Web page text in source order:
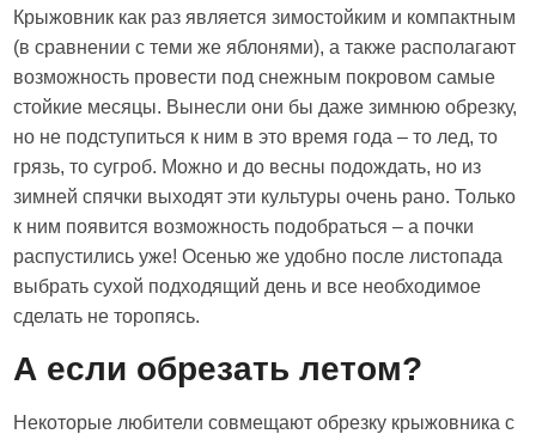
Крыжовник как раз является зимостойким и компактным
(в сравнении с теми же яблонями), а также располагают
возможность провести под снежным покровом самые
стойкие месяцы. Вынесли они бы даже зимнюю обрезку,
но не подступиться к ним в это время года – то лед, то
грязь, то сугроб. Можно и до весны подождать, но из
зимней спячки выходят эти культуры очень рано. Только
к ним появится возможность подобраться – а почки
распустились уже! Осенью же удобно после листопада
выбрать сухой подходящий день и все необходимое
сделать не торопясь.
А если обрезать летом?
Некоторые любители совмещают обрезку крыжовника с